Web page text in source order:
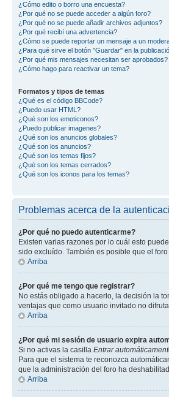
¿Cómo edito o borro una encuesta?
¿Por qué no se puede acceder a algún foro?
¿Por qué no se puede añadir archivos adjuntos?
¿Por qué recibí una advertencia?
¿Cómo se puede reportar un mensaje a un
¿Para qué sirve el botón "Guardar" en la
¿Por qué mis mensajes necesitan ser aprobados?
¿Cómo hago para reactivar un tema?
Formatos y tipos de temas
¿Qué es el código BBCode?
¿Puedo usar HTML?
¿Qué son los emoticonos?
¿Puedo publicar imagenes?
¿Qué son los anuncios globales?
¿Qué son los anuncios?
¿Qué son los temas fijos?
¿Qué son los temas cerrados?
¿Qué son los iconos para los temas?
Problemas acerca de la
¿Por qué no puedo autenticarme?
Existen varias razones por lo cuál esto
sido excluído. También es posible que el
Arriba
¿Por qué me tengo que registrar?
No estás obligado a hacerlo, la decisión la
ventajas que como usuario invitado no
Arriba
¿Por qué mi sesión de usuario expira
Si no activas la casilla Entrar
Para que el sistema te reconozca
que la administración del foro ha
Arriba